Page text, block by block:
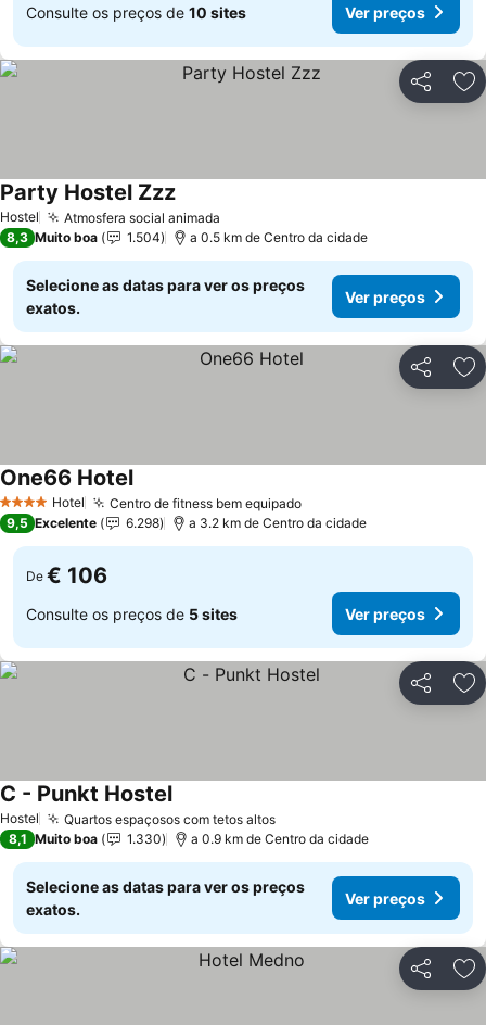
Consulte os preços de 10 sites Ver preços
Partilhar
Hostel Atmosfera social animada
Party Hostel ZzzVer preços
8,3 Muito boa 1.504 a 0.5 km de Centro da cidade
Selecione as datas para ver os preços
exatos.
Ver preços
Partilhar
4 EstrelasHotel Centro de fitness bem equipadoVer preços
One66 HotelVer preços
9,5 Excelente 6.298 a 3.2 km de Centro da cidade
De € 106
Consulte os preços de 5 sites Ver preços
Partilhar
Hostel Quartos espaçosos com tetos altosVer preços
C - Punkt HostelVer preços
8,1 Muito boa 1.330 a 0.9 km de Centro da cidade
Selecione as datas para ver os preços
exatos.
Ver preços
Partilhar